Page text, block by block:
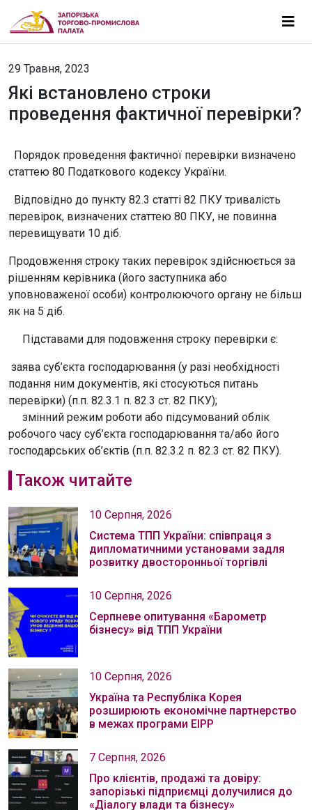
29 Травня, 2023
Які встановлено строки
проведення фактичної перевірки?
Порядок проведення фактичної перевірки визначено
статтею 80 Податкового кодексу України.
Відповідно до пункту 82.3 статті 82 ПКУ тривалість
перевірок, визначених статтею 80 ПКУ, не повинна
перевищувати 10 діб.
Продовження строку таких перевірок здійснюється за
рішенням керівника (його заступника або
уповноваженої особи) контролюючого органу не більш
як на 5 діб.
Підставами для подовження строку перевірки є:
заява суб’єкта господарювання (у разі необхідності
подання ним документів, які стосуються питань
перевірки) (п.п. 82.3.1 п. 82.3 ст. 82 ПКУ);
змінний режим роботи або підсумований облік
робочого часу суб’єкта господарювання та/або його
господарських об’єктів (п.п. 82.3.2 п. 82.3 ст. 82 ПКУ).
Також читайте
10 Серпня, 2026
Система ТПП України: співпраця з
дипломатичними установами задля
розвитку двосторонньої торгівлі
10 Серпня, 2026
Серпневе опитування «Барометр
бізнесу» від ТПП України
10 Серпня, 2026
Україна та Республіка Корея
розширюють економічне партнерство
в межах програми EIPP
7 Серпня, 2026
Про клієнтів, продажі та довіру:
запорізькі підприємці долучилися до
«Діалогу влади та бізнесу»